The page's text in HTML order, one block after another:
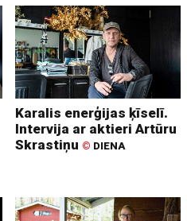
Karalis enerģijas ķīselī.
Intervija ar aktieri Artūru
Skrastiņu © DIENA